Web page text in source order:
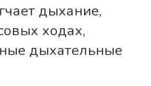
дыхание,
ходах,
дыхательные